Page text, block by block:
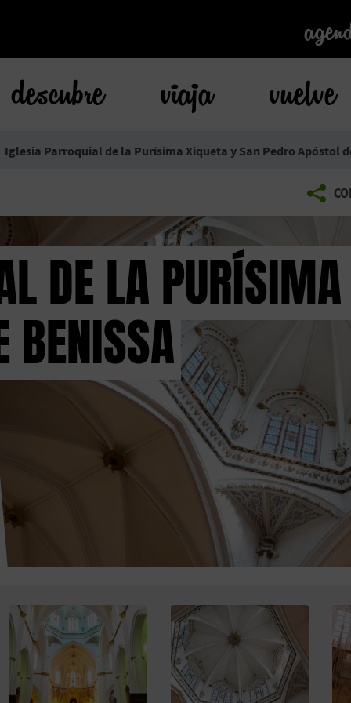
descubre viaja vuelve
Iglesia Parroquial de la Purísima Xiqueta y San Pedro Apóstol
DE LA
BENISSA